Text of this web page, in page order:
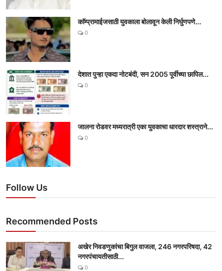
काॅम्प्रामाईजसाठी युवकाला बोलावून केली निर्घुणपणे...
0
देशात पुन्हा एकदा नोटबंदी, सन 2005 पूर्वीच्या छापिल...
0
जालना रोडवर मध्यरात्री एका युवकाचा धारदार शस्त्राने...
0
Follow Us
Recommended Posts
अखेर निवडणुकांचा बिगुल वाजला, 246 नगरपरिषदा, 42
नगरपंचायतीसाठी...
0